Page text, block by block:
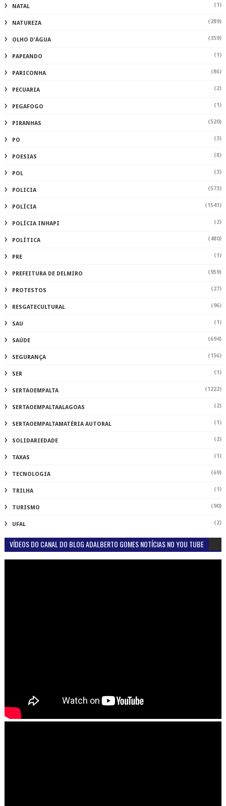
NATAL (1)
NATUREZA (289)
OLHO D'ÁGUA (359)
PAPEANDO (1)
PARICONHA (86)
PECUARIA (2)
PEGAFOGO (1)
PIRANHAS (520)
PO (3)
POESIAS (8)
POL (3)
POLICIA (573)
POLÍCIA (1541)
POLÍCIA INHAPI (2)
POLÍTICA (480)
PRE (1)
PREFEITURA DE DELMIRO (959)
PROTESTOS (27)
RESGATECULTURAL (96)
SAU (1)
SAÚDE (694)
SEGURANÇA (156)
SER (1)
SERTAOEMPALTA (1222)
SERTAOEMPALTAALAGOAS (2)
SERTAOEMPALTAMATÉRIA AUTORAL (1)
SOLIDARIEDADE (2)
TAXAS (1)
TECNOLOGIA (69)
TRILHA (1)
TURISMO (90)
UFAL (2)
VÍDEOS DO CANAL DO BLOG ADALBERTO GOMES NOTÍCIAS NO YOU TUBE